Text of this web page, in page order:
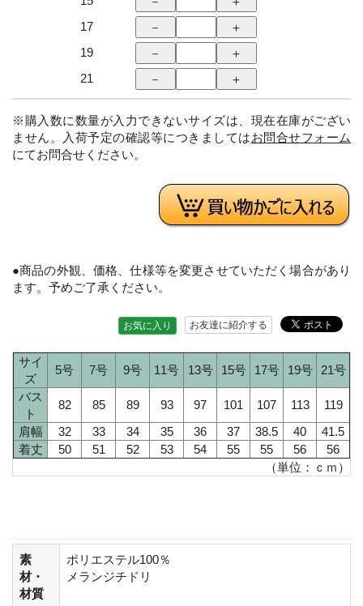
17
19
21
※購入数に数量が入力できないサイズは、現在在庫がござい
ません。入荷予定の確認等につきましてはお問合せフォーム
にてお問合せください。
●商品の外観、価格、仕様等を変更させていただく場合があり
ます。予めご了承ください。
お友達に紹介する
お気に入り
サイ
ズ
5号 7号 9号 11号 13号 15号 17号 19号
21号
バス
ト
82 85 89 93 97 101 107 113
119
肩幅
32 33 34 35 36 37 38.5 40
41.5
着丈
50 51 52 53 54 55 55 56
56
（単位：ｃｍ）
素
材・
材質
ポリエステル100％
メランジチドリ